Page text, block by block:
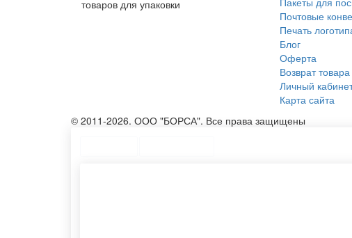
товаров для упаковки
Почтовые
Печать
Блог
Оферта
Возврат товара
Личный
Карта сайта
© 2011-2026. ООО "БОРСА". Все права защищены